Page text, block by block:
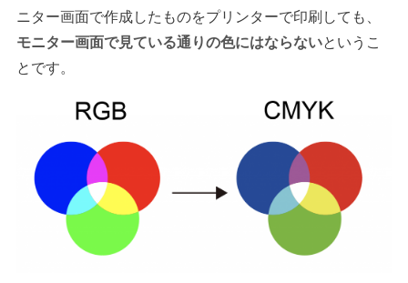
ニター画面で作成したものをプリンターで印刷しても、
モニター画面で見ている通りの色にはならないというこ
とです。